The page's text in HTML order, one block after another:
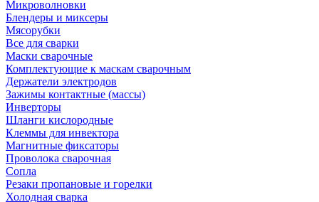
Микроволновки
Блендеры и миксеры
Мясорубки
Все для сварки
Маски сварочные
Комплектующие к маскам сварочным
Держатели электродов
Зажимы контактные (массы)
Инверторы
Шланги кислородные
Клеммы для инвектора
Магнитные фиксаторы
Проволока сварочная
Сопла
Резаки пропановые и горелки
Холодная сварка